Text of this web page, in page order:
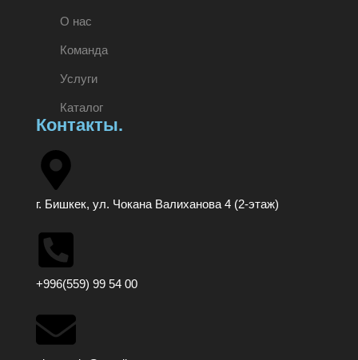
О нас
Команда
Услуги
Каталог
Контакты.
г. Бишкек, ул. Чокана Валиханова 4 (2-этаж)
+996(559) 99 54 00